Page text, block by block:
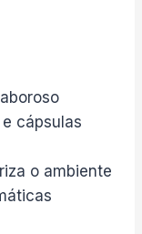
cápsulas
o ambiente